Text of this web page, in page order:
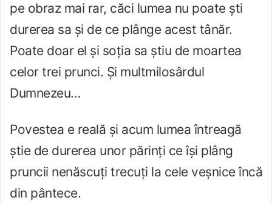
pe obraz mai rar, căci lumea nu poate ști
durerea sa și de ce plânge acest tânăr.
Poate doar el și soția sa știu de moartea
celor trei prunci. Și multmilosârdul
Dumnezeu…
Povestea e reală și acum lumea întreagă
știe de durerea unor părinți ce își plâng
pruncii nenăscuți trecuți la cele veșnice încă
din pântece.